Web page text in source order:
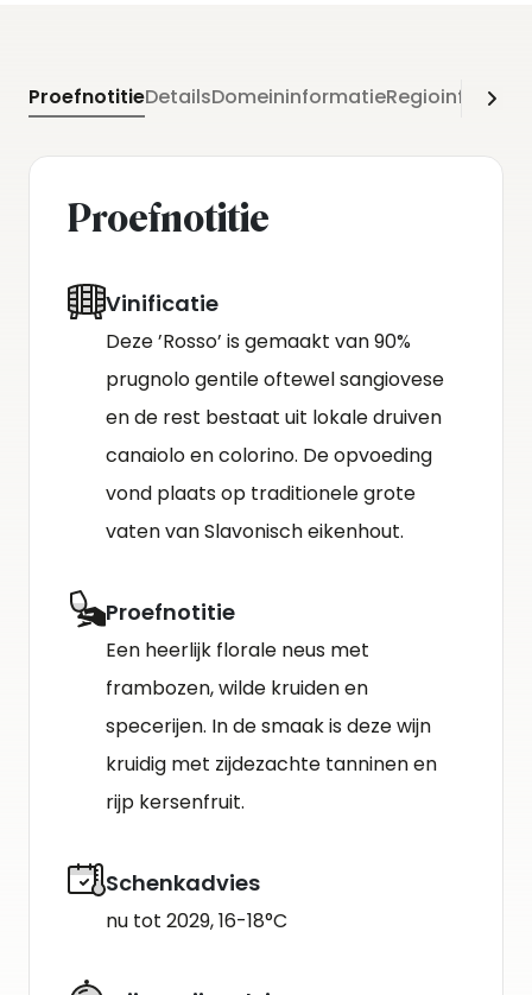
ProefnotitieDetailsDomeininformatie
Proefnotitie
Vinificatie
Deze ’Rosso’ is gemaakt van 90%
prugnolo gentile oftewel sangiovese
en de rest bestaat uit lokale druiven
canaiolo en colorino. De opvoeding
vond plaats op traditionele grote
vaten van Slavonisch eikenhout.
Proefnotitie
Een heerlijk florale neus met
frambozen, wilde kruiden en
specerijen. In de smaak is deze wijn
kruidig met zijdezachte tanninen en
rijp kersenfruit.
Schenkadvies
nu tot 2029, 16-18°C